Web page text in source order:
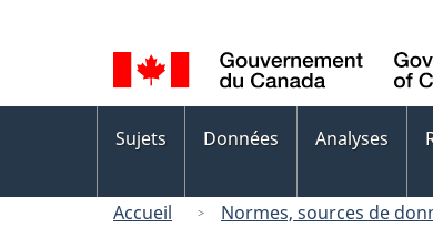
de
la
langue
des
Sujets Données Analyses
Accueil Normes, sources de